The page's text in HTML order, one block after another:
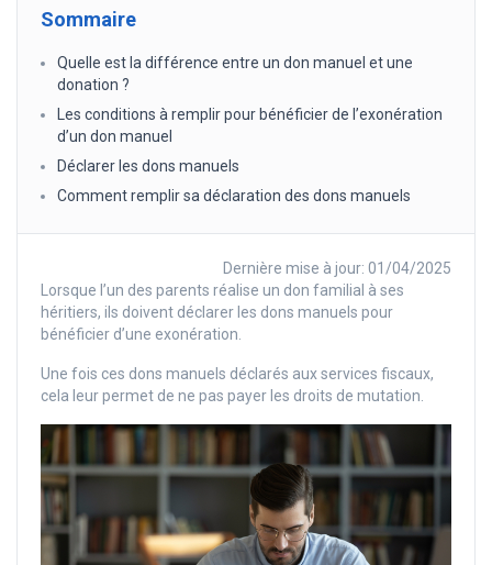
Sommaire
Quelle est la différence entre un don manuel et une
donation ?
Les conditions à remplir pour bénéficier de l’exonération
d’un don manuel
Déclarer les dons manuels
Comment remplir sa déclaration des dons manuels
Dernière mise à jour: 01/04/2025
Lorsque l’un des parents réalise un don familial à ses
héritiers, ils doivent déclarer les dons manuels pour
bénéficier d’une exonération.
Une fois ces dons manuels déclarés aux services fiscaux,
cela leur permet de ne pas payer les droits de mutation.